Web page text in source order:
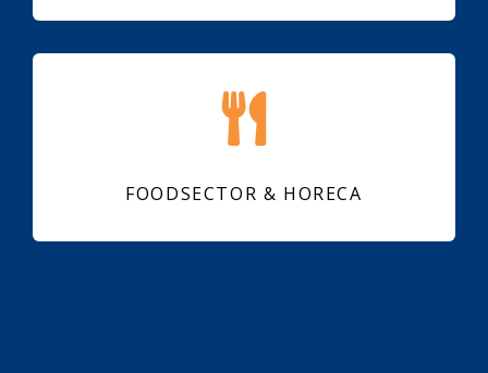
FOODSECTOR & HORECA